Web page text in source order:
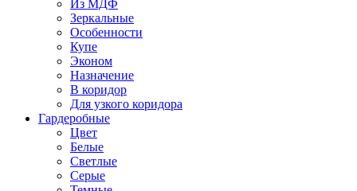
Из МДФ
Зеркальные
Особенности
Купе
Эконом
Назначение
В коридор
Для узкого коридора
Гардеробные
Цвет
Белые
Светлые
Серые